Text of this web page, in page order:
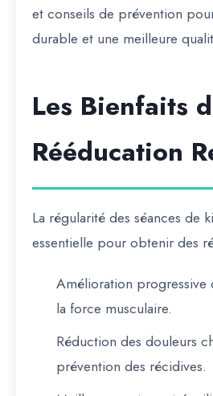
et conseils de prévention
durable et une meilleure
Les Bienfaits
Rééducation
La régularité des séances de
essentielle pour obtenir des
Amélioration
la force musculaire.
Réduction des douleurs
prévention des récidives.